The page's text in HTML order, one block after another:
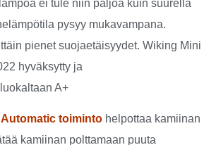
ei tule niin paljoa kuin suurella
pysyy mukavampana.
pienet suojaetäisyydet. Wiking Mini
hyväksytty ja
A+
toiminto helpottaa kamiinan
kamiinan polttamaan puuta